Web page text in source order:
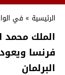
الرئيسية » في
الملك
فرنسا
البرلمان